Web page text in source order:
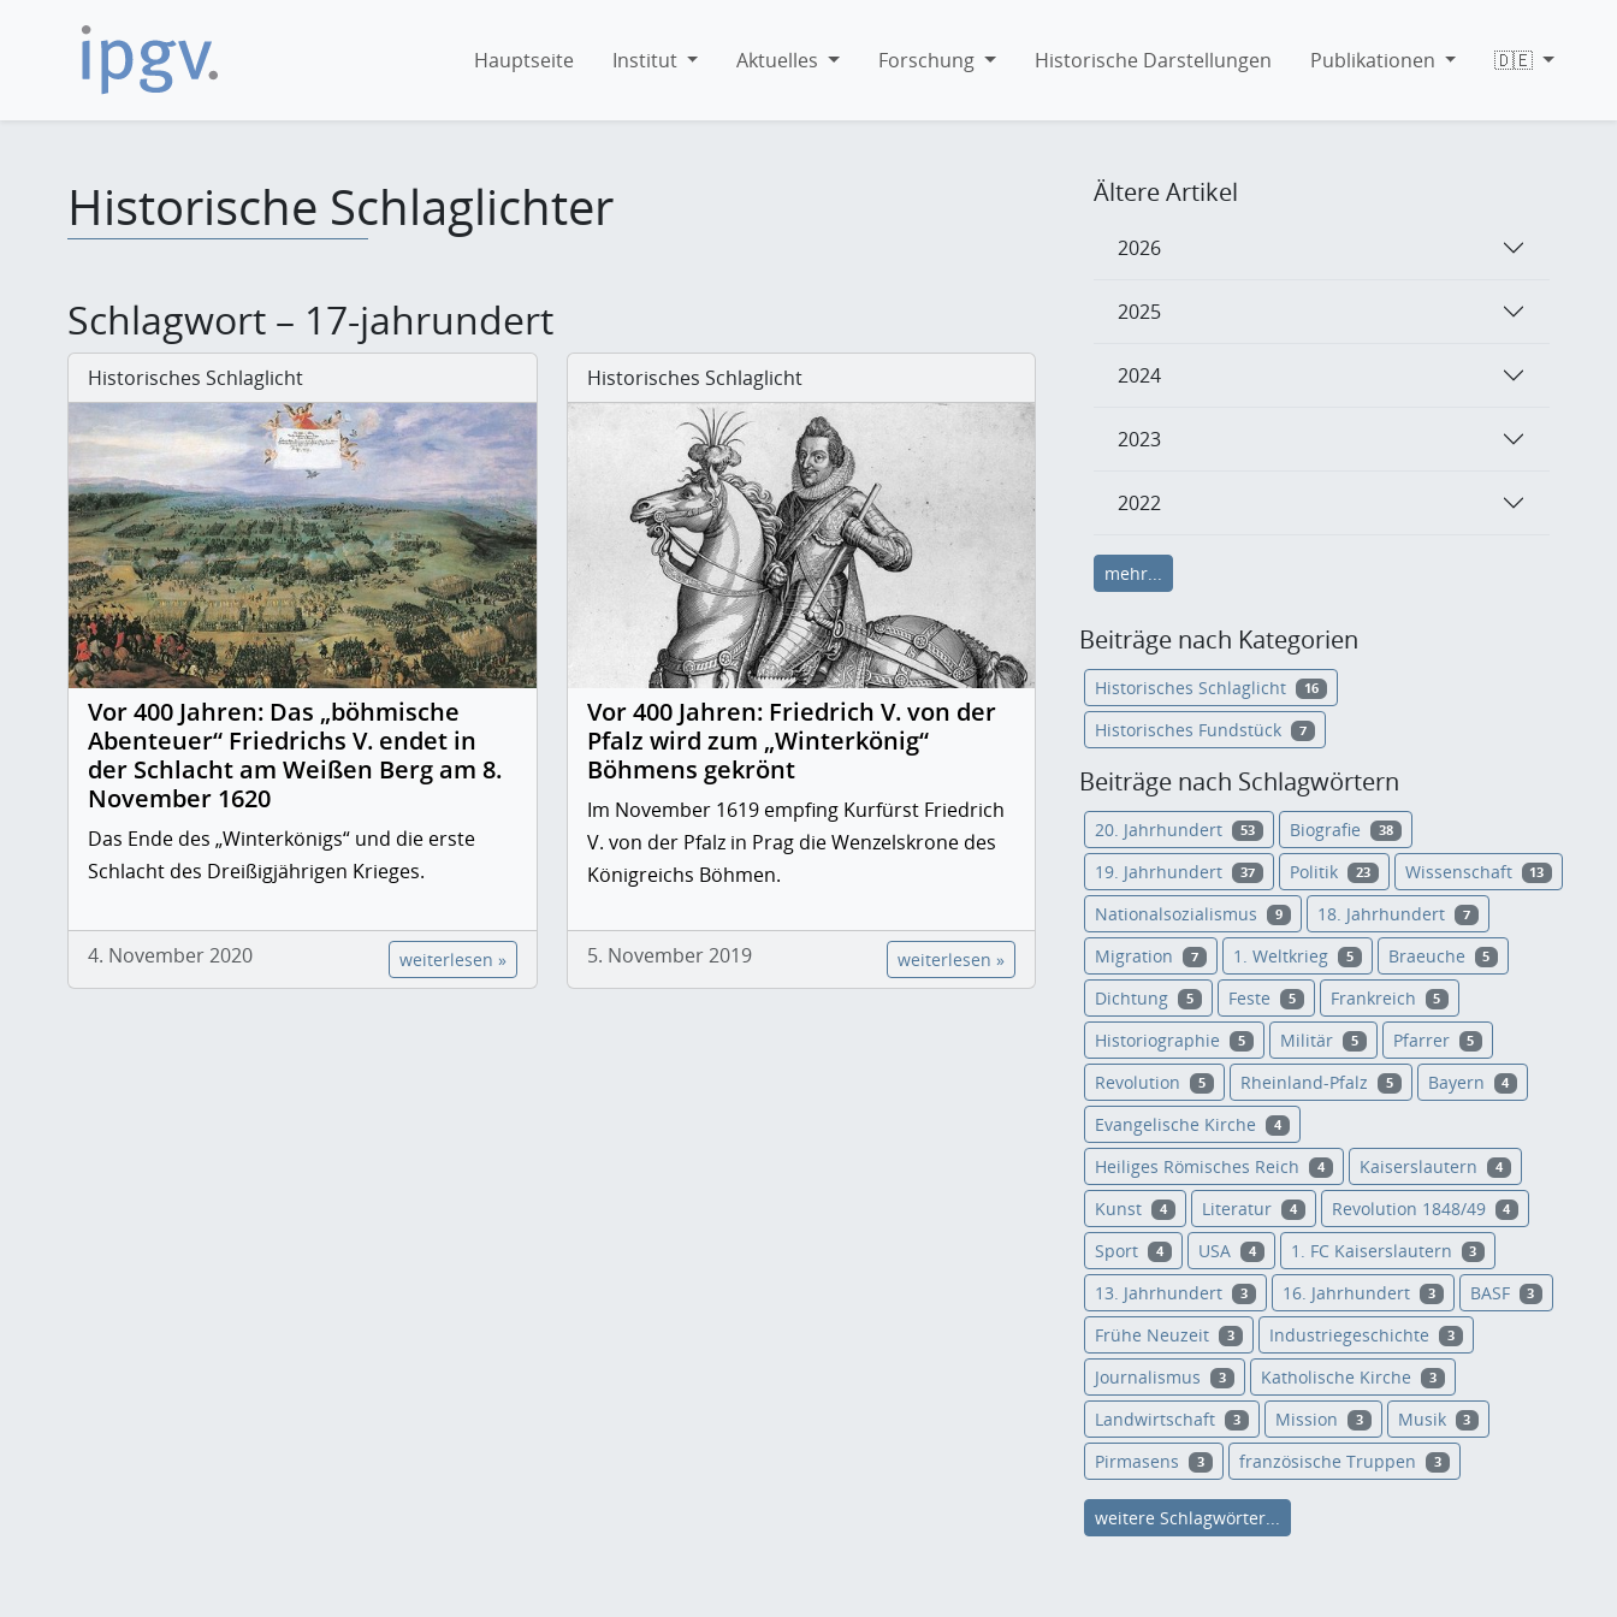
Hauptseite Institut Aktuelles Forschung Historische Darstellungen Publikationen 🇩🇪
Historische Schlaglichter
Schlagwort – 17-jahrundert
Historisches Schlaglicht
Vor 400 Jahren: Das „böhmische
Abenteuer“ Friedrichs V. endet in
der Schlacht am Weißen Berg am 8.
November 1620
Das Ende des „Winterkönigs“ und die erste
Schlacht des Dreißigjährigen Krieges.
4. November 2020 weiterlesen »
Historisches Schlaglicht
Vor 400 Jahren: Friedrich V. von der
Pfalz wird zum „Winterkönig“
Böhmens gekrönt
Im November 1619 empfing Kurfürst Friedrich
V. von der Pfalz in Prag die Wenzelskrone des
Königreichs Böhmen.
5. November 2019 weiterlesen »
Ältere Artikel
2026
2025
2024
2023
2022
mehr...
Beiträge nach Kategorien
Historisches Schlaglicht 16
Historisches Fundstück 7
Beiträge nach Schlagwörtern
20. Jahrhundert 53 Biografie 38
19. Jahrhundert 37 Politik 23 Wissenschaft 13
Nationalsozialismus 9 18. Jahrhundert 7
Migration 7 1. Weltkrieg 5 Braeuche 5
Dichtung 5 Feste 5 Frankreich 5
Historiographie 5 Militär 5 Pfarrer 5
Revolution 5 Rheinland-Pfalz 5 Bayern 4
Evangelische Kirche 4
Heiliges Römisches Reich 4 Kaiserslautern 4
Kunst 4 Literatur 4 Revolution 1848/49 4
Sport 4 USA 4 1. FC Kaiserslautern 3
13. Jahrhundert 3 16. Jahrhundert 3 BASF 3
Frühe Neuzeit 3 Industriegeschichte 3
Journalismus 3 Katholische Kirche 3
Landwirtschaft 3 Mission 3 Musik 3
Pirmasens 3 französische Truppen 3
weitere Schlagwörter...